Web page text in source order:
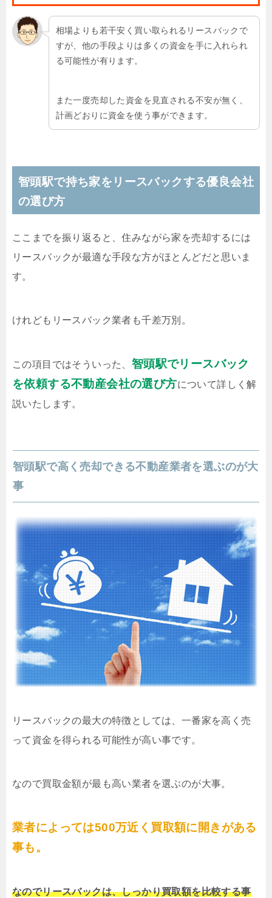
相場よりも若干安く買い取られるリースバックで
すが、他の手段よりは多くの資金を手に入れられ
る可能性が有ります。
また一度売却した資金を見直される不安が無く、
計画どおりに資金を使う事ができます。
智頭駅で持ち家をリースバックする優良会社
の選び方
ここまでを振り返ると、住みながら家を売却するには
リースバックが最適な手段な方がほとんどだと思いま
す。
けれどもリースバック業者も千差万別。
この項目ではそういった、 智頭駅でリースバック
を依頼する不動産会社の選び方について詳しく解
説いたします。
智頭駅で高く売却できる不動産業者を選ぶのが大
事
リースバックの最大の特徴としては、一番家を高く売
って資金を得られる可能性が高い事です。
なので買取金額が最も高い業者を選ぶのが大事。
業者によっては500万近く買取額に開きがある
事も。
なのでリースバックは、しっかり買取額を比較する事